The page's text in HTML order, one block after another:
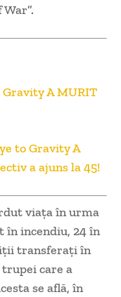
A MURIT
to Gravity A
a ajuns la 45!
viaţa în urma
în incendiu, 24 în
transferați în
care a
se află, în